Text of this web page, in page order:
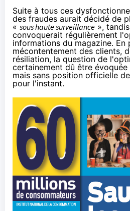
Suite à tous ces
des fraudes aurait décidé de
« sous haute surveillance »,
convoquerait régulièrement
informations du magazine. En
mécontentement des clients,
résiliation, la question de
certainement dû être
mais sans position officielle
pour l'instant.